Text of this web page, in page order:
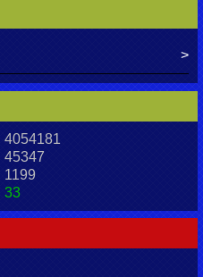
33
4054181
45347
1199